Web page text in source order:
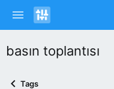
basın toplantısı
Tags